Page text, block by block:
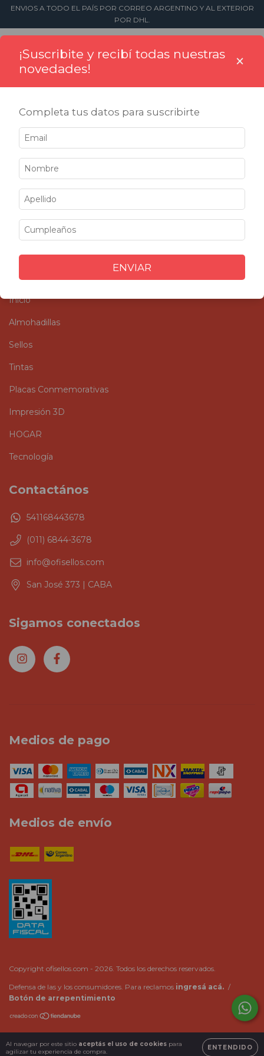
ENVIOS A TODO EL PAÍS POR CORREO ARGENTINO Y AL EXTERIOR
POR DHL.
Al navegar por este sitio aceptás el uso de cookies para
agilizar tu experiencia de compra.
ENTENDIDO
Inicio > Artículos de Oficina > Escritura
Escritura
No tenemos resultados para tu búsqueda. Por favor,
intentá con otros filtros.
Inicio
Almohadillas
Sellos
Tintas
Placas Conmemorativas
Impresión 3D
HOGAR
Tecnología
Contactános
541168443678
(011) 6844-3678
info@ofisellos.com
San José 373 | CABA
Sigamos conectados
Medios de pago
Medios de envío
Copyright ofisellos.com - 2026. Todos los derechos reservados.
Defensa de las y los consumidores. Para reclamos ingresá acá. /
Botón de arrepentimiento
¡Suscribite y recibí todas nuestras
novedades!
×
Completa tus datos para suscribirte
ENVIAR